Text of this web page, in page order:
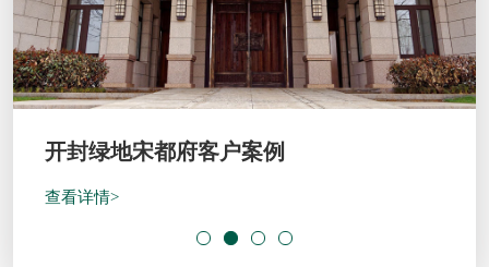
开封绿地宋都府客户案例
查看详情>